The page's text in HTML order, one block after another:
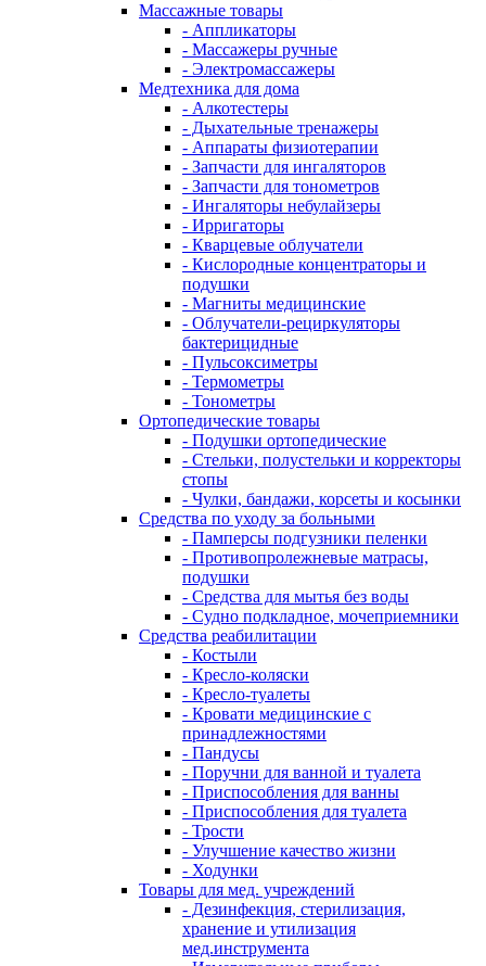
Массажные товары
- Аппликаторы
- Массажеры ручные
- Электромассажеры
Медтехника для дома
- Алкотестеры
- Дыхательные тренажеры
- Аппараты физиотерапии
- Запчасти для ингаляторов
- Запчасти для тонометров
- Ингаляторы небулайзеры
- Ирригаторы
- Кварцевые облучатели
- Кислородные концентраторы и
подушки
- Магниты медицинские
- Облучатели-рециркуляторы
бактерицидные
- Пульсоксиметры
- Термометры
- Тонометры
Ортопедические товары
- Подушки ортопедические
- Стельки, полустельки и корректоры
стопы
- Чулки, бандажи, корсеты и косынки
Средства по уходу за больными
- Памперсы подгузники пеленки
- Противопролежневые матрасы,
подушки
- Средства для мытья без воды
- Судно подкладное, мочеприемники
Средства реабилитации
- Костыли
- Кресло-коляски
- Кресло-туалеты
- Кровати медицинские с
принадлежностями
- Пандусы
- Поручни для ванной и туалета
- Приспособления для ванны
- Приспособления для туалета
- Трости
- Улучшение качество жизни
- Ходунки
Товары для мед. учреждений
- Дезинфекция, стерилизация,
хранение и утилизация
мед.инструмента